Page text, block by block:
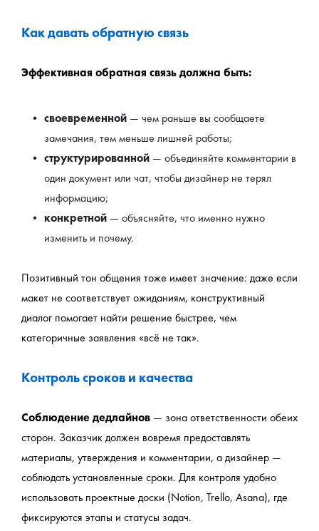
Как давать обратную связь
Эффективная обратная связь должна быть:
своевременной — чем раньше вы сообщаете
замечания, тем меньше лишней работы;
структурированной — объединяйте комментарии в
один документ или чат, чтобы дизайнер не терял
информацию;
конкретной — объясняйте, что именно нужно
изменить и почему.
Позитивный тон общения тоже имеет значение: даже если
макет не соответствует ожиданиям, конструктивный
диалог помогает найти решение быстрее, чем
категоричные заявления «всё не так».
Контроль сроков и качества
Соблюдение дедлайнов — зона ответственности обеих
сторон. Заказчик должен вовремя предоставлять
материалы, утверждения и комментарии, а дизайнер —
соблюдать установленные сроки. Для контроля удобно
использовать проектные доски (Notion, Trello, Asana), где
фиксируются этапы и статусы задач.